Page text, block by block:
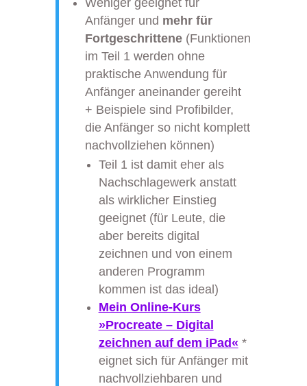
Weniger geeignet für
Anfänger und mehr für
Fortgeschrittene(Funktionen
im Teil 1 werden ohne
praktische Anwendung für
Anfänger aneinander gereiht
+ Beispiele sind Profibilder,
die Anfänger so nicht komplett
nachvollziehen können)
Teil 1 ist damit eher als
Nachschlagewerk anstatt
als wirklicher Einstieg
geeignet (für Leute, die
aber bereits digital
zeichnen und von einem
anderen Programm
kommen ist das ideal)
Mein Online-Kurs
»Procreate – Digital
zeichnen auf dem iPad« *
eignet sich für Anfänger mit
nachvollziehbaren und